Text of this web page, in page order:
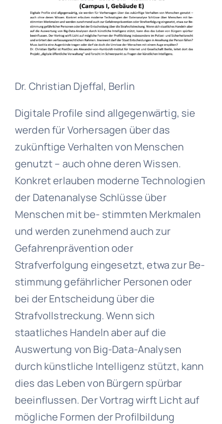
Dr. Christian Djeffal, Berlin
Digitale Profile sind allgegenwärtig, sie
werden für Vorhersagen über das
zukünftige Verhalten von Menschen
genutzt – auch ohne deren Wissen.
Konkret erlauben moderne Technologien
der Datenanalyse Schlüsse über
Menschen mit be- stimmten Merkmalen
und werden zunehmend auch zur
Gefahrenprävention oder
Strafverfolgung eingesetzt, etwa zur Be-
stimmung gefährlicher Personen oder
bei der Entscheidung über die
Strafvollstreckung. Wenn sich
staatliches Handeln aber auf die
Auswertung von Big-Data-Analysen
durch künstliche Intelligenz stützt, kann
dies das Leben von Bürgern spürbar
beeinflussen. Der Vortrag wirft Licht auf
mögliche Formen der Profilbildung